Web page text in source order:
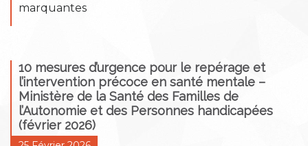
marquantes
10 mesures d’urgence pour le repérage et
l’intervention précoce en santé mentale –
Ministère de la Santé des Familles de
l’Autonomie et des Personnes handicapées
(février 2026)